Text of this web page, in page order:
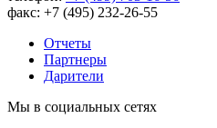
факс: +7 (495) 232-26-55
Отчеты
Партнеры
Дарители
Мы в социальных сетях